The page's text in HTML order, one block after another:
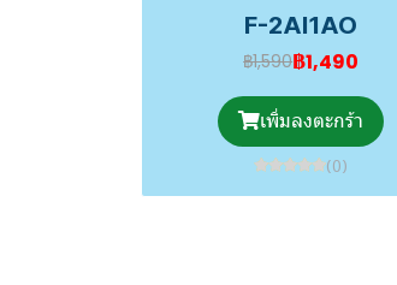
F-2AI1AO
฿1,590฿1,490
เพิ่มลงตะกร้า
(0)